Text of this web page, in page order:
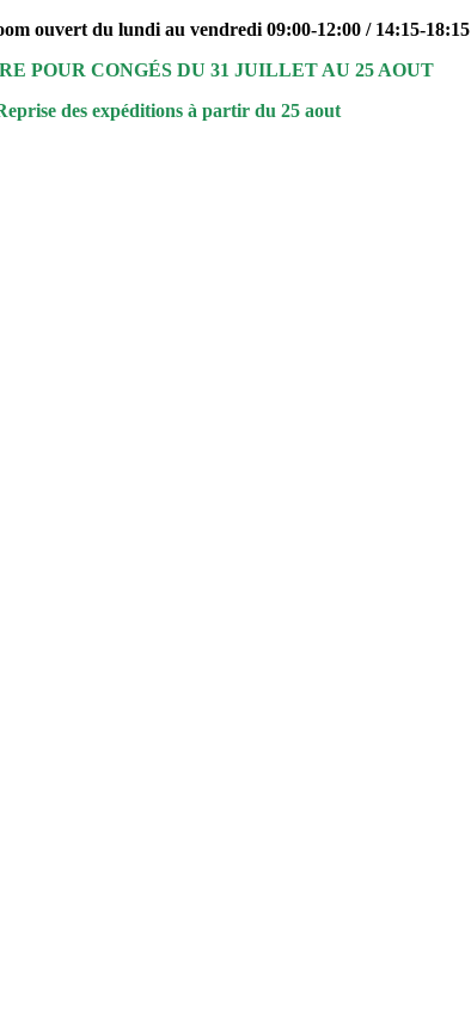
ouvert du lundi au vendredi 09:00-12:00 / 14:15-18:15
POUR CONGÉS DU 31 JUILLET AU 25 AOUT
des expéditions à partir du 25 aout